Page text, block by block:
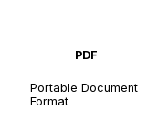
PDF
Portable Document
Format